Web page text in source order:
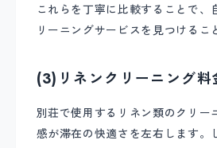
これらを丁寧に比較することで、
リーニングサービスを見つけるこ
(3)リネンクリーニング料
別荘で使用するリネン類のクリー
感が滞在の快適さを左右します。